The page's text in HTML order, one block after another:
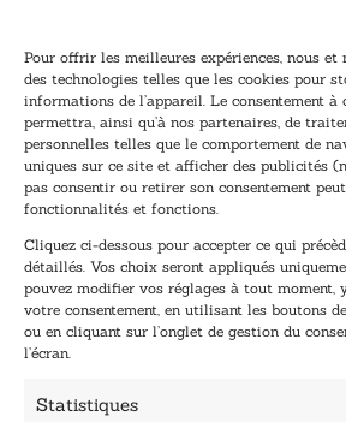
Pour offrir les meilleures expériences, nous
des technologies telles que les cookies pour
informations de l’appareil. Le consentement à
permettra, ainsi qu’à nos partenaires, de
personnelles telles que le comportement de
uniques sur ce site et afficher des publicités
pas consentir ou retirer son consentement
fonctionnalités et fonctions.
Cliquez ci-dessous pour accepter ce qui
détaillés. Vos choix seront appliqués
pouvez modifier vos réglages à tout moment,
votre consentement, en utilisant les boutons
ou en cliquant sur l’onglet de gestion du
l’écran.
Statistiques
Inscription à la
Inscrivez-vous à notre newsletter
dernières nouvelles.
m
a
i
l
*
E
m
a
i
l
*
TENEZ-MOI AU